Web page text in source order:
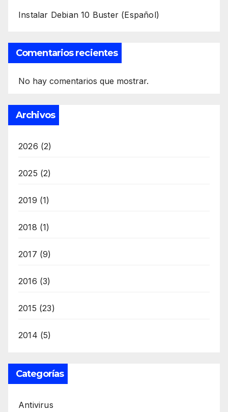
Instalar Debian 10 Buster (Español)
Comentarios recientes
No hay comentarios que mostrar.
Archivos
2026 (2)
2025 (2)
2019 (1)
2018 (1)
2017 (9)
2016 (3)
2015 (23)
2014 (5)
Categorías
Antivirus